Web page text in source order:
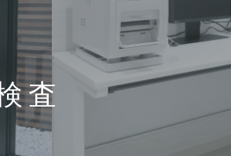
査